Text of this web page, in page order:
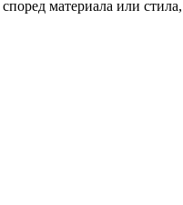
материала или стила,